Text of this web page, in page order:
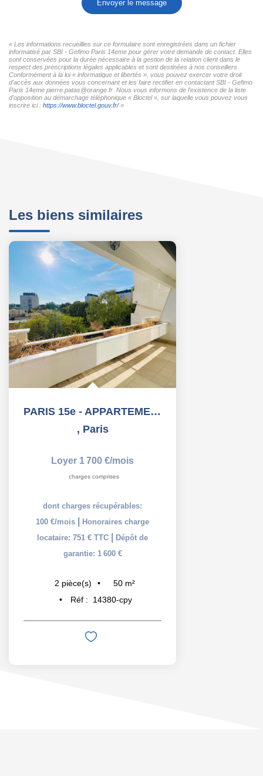
Envoyer le message
« Les informations recueillies sur ce formulaire sont enregistrées dans un fichier
informatisé par SBI - Gefimo Paris 14eme pour gérer votre demande de contact. Elles
sont conservées pour la durée nécessaire à la gestion de la relation client dans le
respect des prescriptions légales applicables et sont destinées à nos conseillers
Conformément à la loi « informatique et libertés », vous pouvez exercer votre droit
d'accès aux données vous concernant et les faire rectifier en contactant SBI - Gefimo
Paris 14eme pierre.patas@orange.fr. Nous vous informons de l'existence de la liste
d'opposition au démarchage téléphonique « Bloctel », sur laquelle vous pouvez vous
inscrire ici : https://www.bloctel.gouv.fr/»
Les biens similaires
PARIS 15e - APPARTEMENT 2 PIECES AVEC BALCON + PARKING -...
, Paris
Loyer 1 700 €/mois
charges comprises
dont charges récupérables:
100 €/mois
Honoraires charge
locataire: 751 € TTC
Dépôt de
garantie: 1 600 €
2 pièce(s) 50 m²
Réf :
14380-cpy